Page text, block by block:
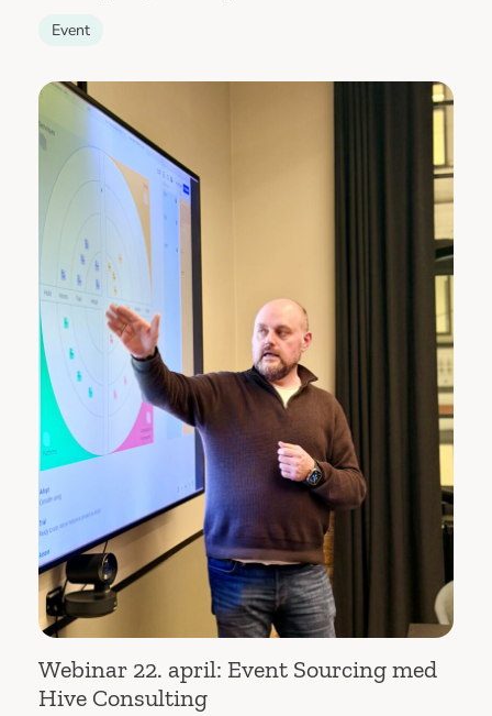
Event
Webinar 22. april: Event Sourcing med
Hive Consulting